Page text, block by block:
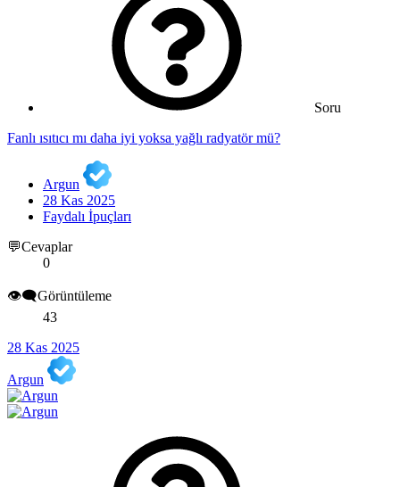
Soru
Fanlı ısıtıcı mı daha iyi yoksa yağlı radyatör mü?
Argun
28 Kas 2025
Faydalı İpuçları
💬Cevaplar
0
👁️‍🗨️Görüntüleme
43
28 Kas 2025
Argun